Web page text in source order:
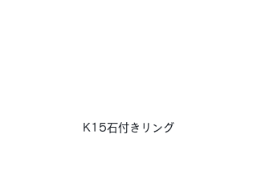
K15石付きリング